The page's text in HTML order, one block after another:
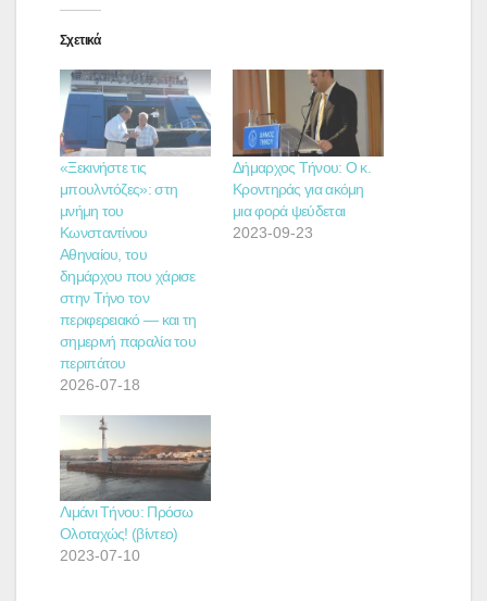
Σχετικά
«Ξεκινήστε τις
μπουλντόζες»: στη
μνήμη του
Κωνσταντίνου
Αθηναίου, του
δημάρχου που χάρισε
στην Τήνο τον
περιφερειακό — και τη
σημερινή παραλία του
περιπάτου
2026-07-18
Δήμαρχος Τήνου: Ο κ.
Κροντηράς για ακόμη
μια φορά ψεύδεται
2023-09-23
Λιμάνι Τήνου: Πρόσω
Ολοταχώς! (βίντεο)
2023-07-10